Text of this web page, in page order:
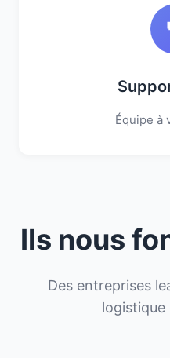
Équipe à
Ils nous
Des entreprises
logistique